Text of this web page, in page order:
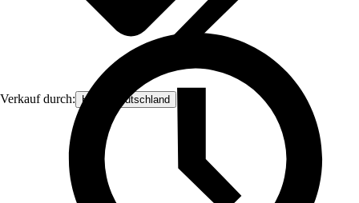
Verkauf durch: Hecht Deutschland